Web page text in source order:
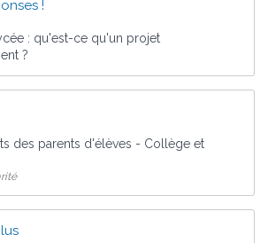
!
: qu'est-ce qu'un projet
?
des parents d'élèves - Collège et